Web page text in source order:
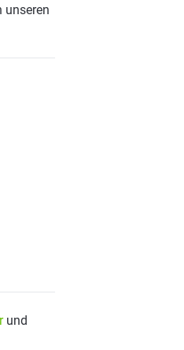
unseren
und